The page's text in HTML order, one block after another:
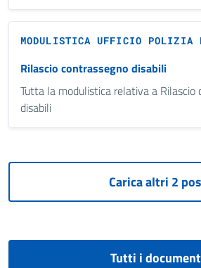
MODULISTICA UFFICIO POLIZIA
Rilascio contrassegno disabili
Tutta la modulistica relativa a Rilascio
disabili
Tutti i